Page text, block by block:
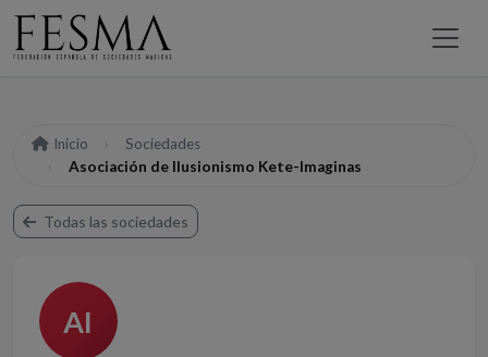
Inicio
Sociedades
Asociación de Ilusionismo Kete-Imaginas
Todas las sociedades
AI